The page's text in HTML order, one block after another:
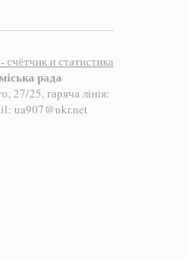
рада
27/25, гаряча лінія:
ua907@ukr.net